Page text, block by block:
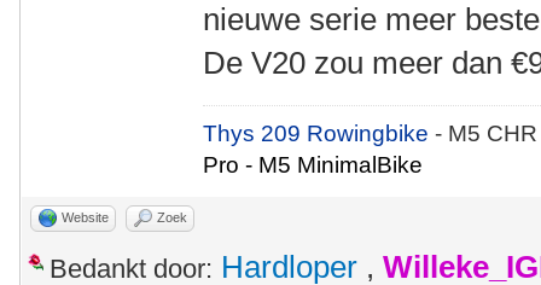
nieuwe serie meer
De V20 zou meer dan
Thys 209 Rowingbike- M5
Pro - M5 MinimalBike
Website Zoek
Bedankt door: Hardloper ,